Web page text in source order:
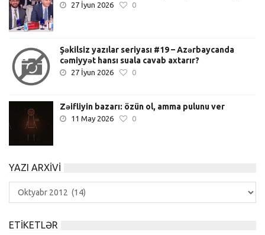
27 İyun 2026 0
Şəkilsiz yazılar seriyası #19 – Azərbaycanda
cəmiyyət hansı suala cavab axtarır?
27 İyun 2026 0
Zəifliyin bazarı: özün ol, amma pulunu ver
11 May 2026 0
YAZI ARXIVI
Yazı
Arxivi
ETIKETLƏR